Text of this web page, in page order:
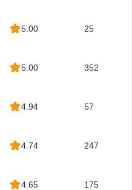
5.00 25
5.00 352
4.94 57
4.74 247
4.65 175